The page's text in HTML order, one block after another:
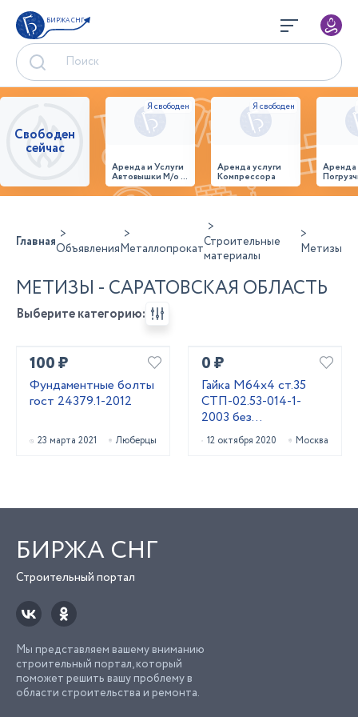
БИРЖА СНГ
Свободен
сейчас
Аренда и Услуги
Автовышки М/о г.
Домодедово
26,28,32 место
Аренда услуги
Компрессора
ГлавнаяОбъявленияМеталлопрокатСтроительные
материалы
Метизы
МЕТИЗЫ - САРАТОВСКАЯ ОБЛАСТЬ
Выберите категорию:
100 ₽
Фундаментные болты
гост 24379.1-2012
23 марта 2021 Люберцы
0 ₽
Гайка М64х4 ст.35
СТП-02.53-014-1-
2003 без
термообработки
12 октября 2020 Москва
БИРЖА СНГ
Строительный портал
Мы представляем вашему вниманию
строительный портал, который
поможет решить вашу проблему в
области строительства и ремонта.